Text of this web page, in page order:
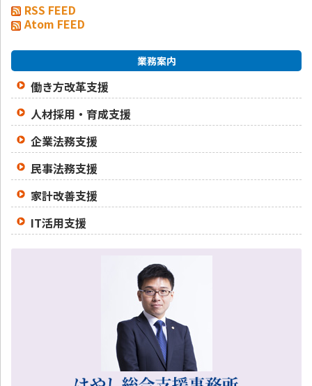
RSS FEED
Atom FEED
業務案内
働き方改革支援
人材採用・育成支援
企業法務支援
民事法務支援
家計改善支援
IT活用支援